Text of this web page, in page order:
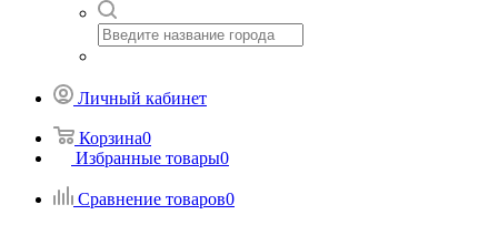
Личный кабинет
Корзина0
Избранные товары0
Сравнение товаров0